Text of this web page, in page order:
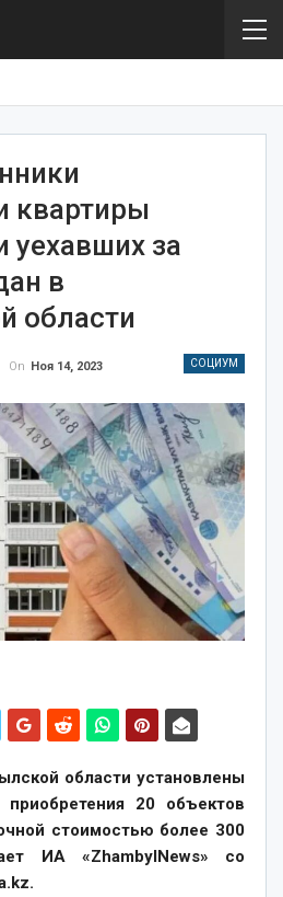
квартиры
уехавших за
в
области
СОЦИУМ
On Ноя 14, 2023
области установлены
приобретения 20 объектов
стоимостью более 300
ИА «ZhambylNews» со